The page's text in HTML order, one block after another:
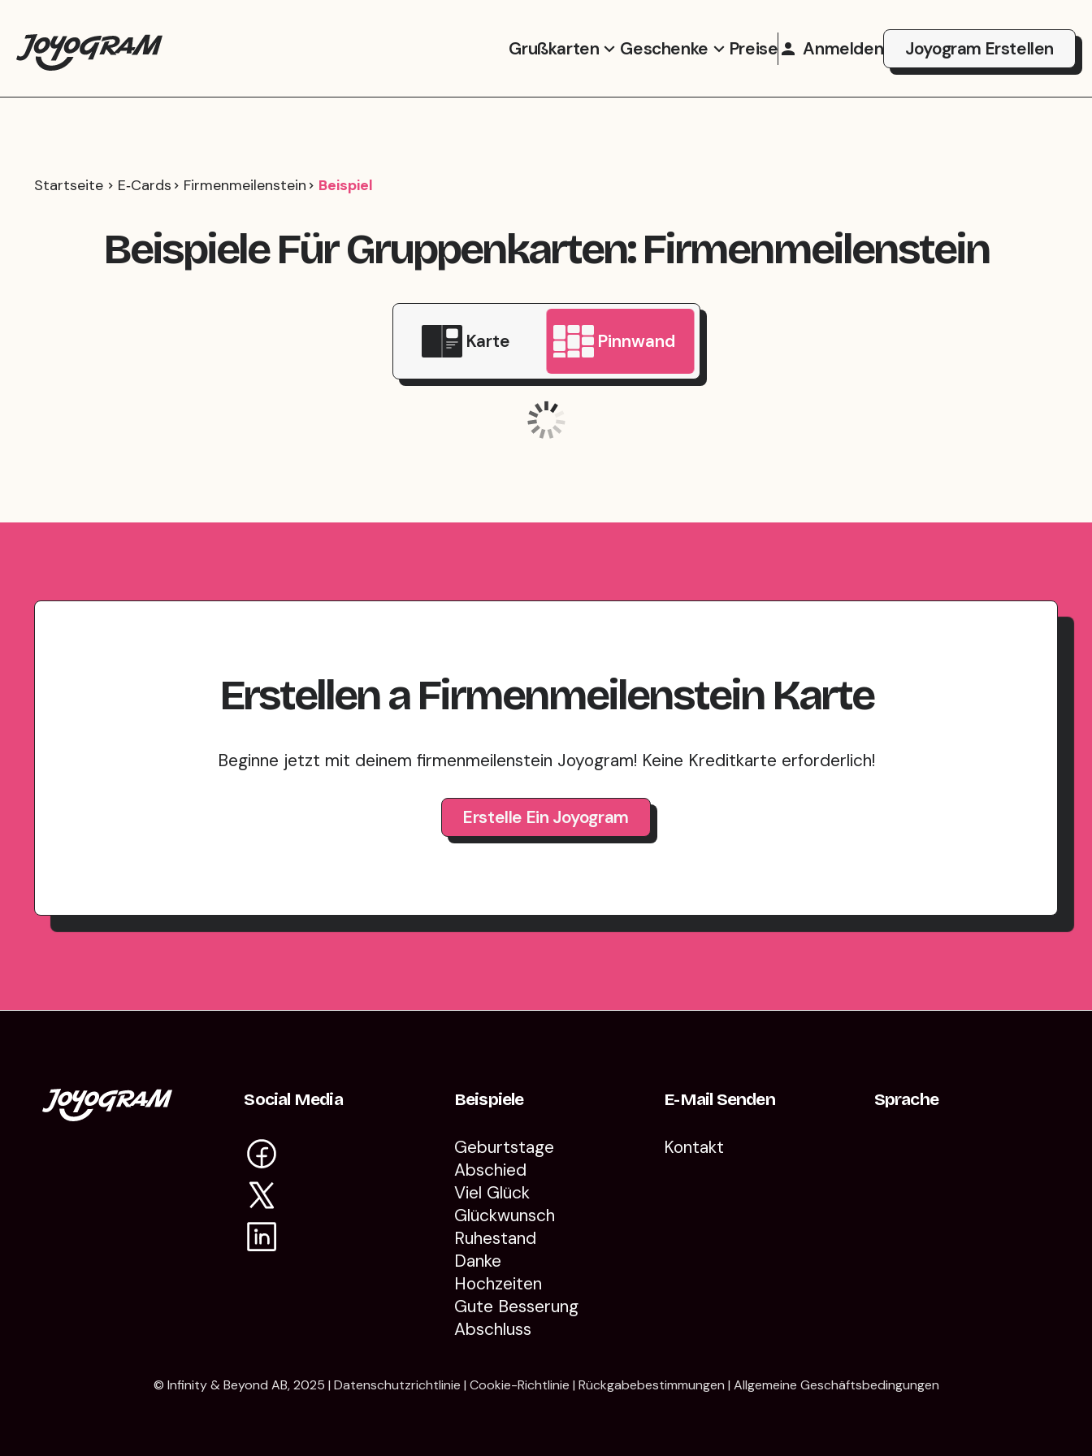
Grußkarten Geschenke Preise Anmelden Joyogram Erstellen
Startseite E‑Cards Firmenmeilenstein Beispiel
Beispiele Für Gruppenkarten: Firmenmeilenstein
Karte Pinnwand
Erstellena Firmenmeilenstein Karte
Beginne jetzt mit deinem firmenmeilenstein Joyogram! Keine Kreditkarte erforderlich!
Erstelle Ein Joyogram
Social Media Beispiele
Geburtstage
Abschied
Viel Glück
Glückwunsch
Ruhestand
Danke
Hochzeiten
Gute Besserung
Abschluss
E-Mail Senden
Kontakt
Sprache
© Infinity & Beyond AB, 2025 | Datenschutzrichtlinie | Cookie-Richtlinie | Rückgabebestimmungen | Allgemeine Geschäftsbedingungen